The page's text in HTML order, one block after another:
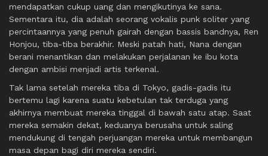
mendapatkan cukup uang dan mengikutinya ke sana.
Sementara itu, dia adalah seorang vokalis punk soliter yang
percintaannya yang penuh gairah dengan bassis bandnya, Ren
Honjou, tiba-tiba berakhir. Meski patah hati, Nana dengan
berani menantikan dan melakukan perjalanan ke ibu kota
dengan ambisi menjadi artis terkenal.
Tak lama setelah mereka tiba di Tokyo, gadis-gadis itu
bertemu lagi karena suatu kebetulan tak terduga yang
akhirnya membuat mereka tinggal di bawah satu atap. Saat
mereka semakin dekat, keduanya berusaha untuk saling
mendukung di tengah perjuangan mereka untuk membangun
masa depan bagi diri mereka sendiri.